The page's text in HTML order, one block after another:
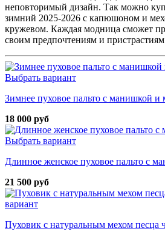
неповторимый дизайн. Так можно
зимний 2025-2026 с капюшоном и
кружевом. Каждая модница сможет
своим предпочтениям и
Выбрать вариант
Зимнее пуховое пальто с манишкой
18 000 руб
Выбрать вариант
Длинное женское пуховое пальто с
21 500 руб
вариант
Пуховик с натуральным мехом песца